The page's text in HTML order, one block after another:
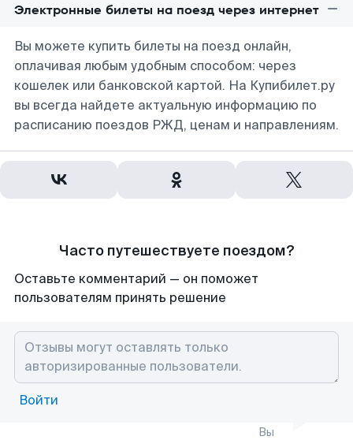
Электронные билеты на поезд через интернет
Вы можете купить билеты на поезд онлайн,
оплачивая любым удобным способом: через
кошелек или банковской картой. На Купибилет.ру
вы всегда найдете актуальную информацию по
расписанию поездов РЖД, ценам и направлениям.
Часто путешествуете поездом?
Оставьте комментарий — он поможет
пользователям принять решение
Войти
Вы